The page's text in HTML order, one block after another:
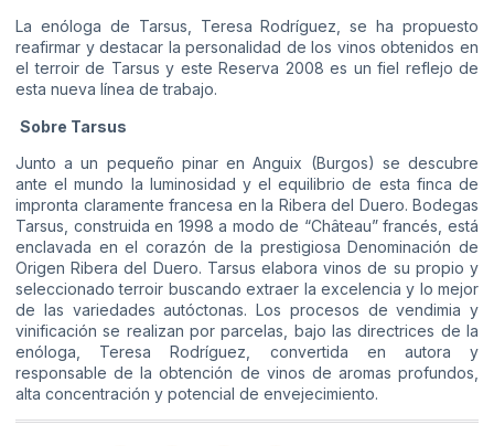
La enóloga de Tarsus, Teresa Rodríguez, se ha propuesto
reafirmar y destacar la personalidad de los vinos obtenidos en
el terroir de Tarsus y este Reserva 2008 es un fiel reflejo de
esta nueva línea de trabajo.
Sobre Tarsus
Junto a un pequeño pinar en Anguix (Burgos) se descubre
ante el mundo la luminosidad y el equilibrio de esta finca de
impronta claramente francesa en la Ribera del Duero. Bodegas
Tarsus, construida en 1998 a modo de “Château” francés, está
enclavada en el corazón de la prestigiosa Denominación de
Origen Ribera del Duero. Tarsus elabora vinos de su propio y
seleccionado terroir buscando extraer la excelencia y lo mejor
de las variedades autóctonas. Los procesos de vendimia y
vinificación se realizan por parcelas, bajo las directrices de la
enóloga, Teresa Rodríguez, convertida en autora y
responsable de la obtención de vinos de aromas profundos,
alta concentración y potencial de envejecimiento.